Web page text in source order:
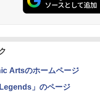
Artsのホームページ
」のページ